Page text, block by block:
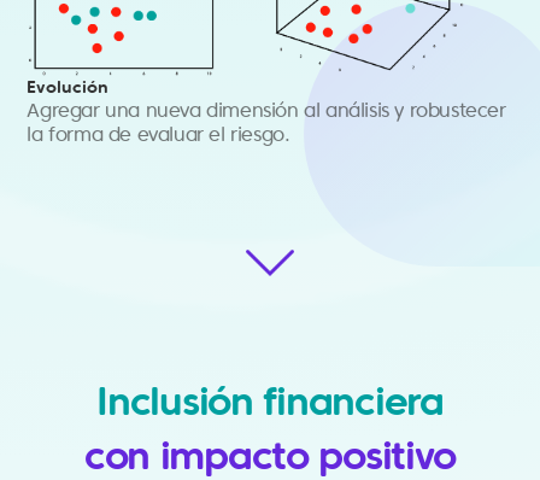
Evolución
Agregar una nueva dimensión al análisis y robustecer
la forma de evaluar el riesgo.
Inclusión financiera
con impacto positivo